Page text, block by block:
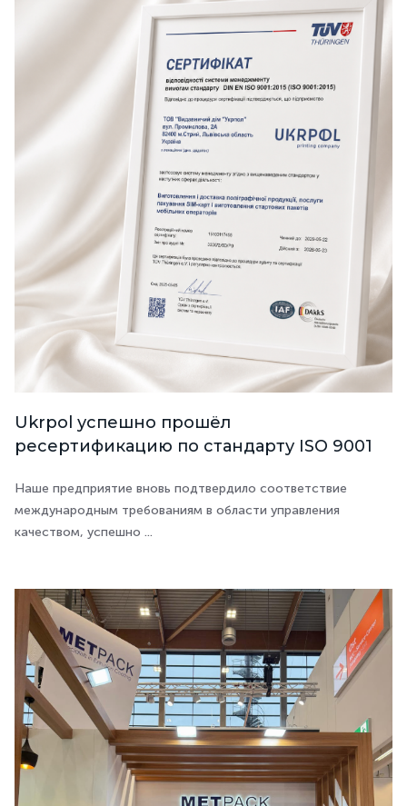
Ukrpol успешно прошёл
ресертификацию по стандарту ISO 9001
Наше предприятие вновь подтвердило соответствие
международным требованиям в области управления
качеством, успешно ...